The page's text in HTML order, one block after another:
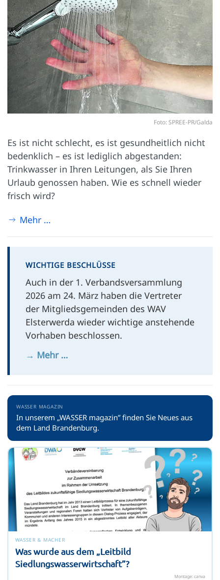
Foto: SPREE-PR/Galda
Es ist nicht schlecht, es ist gesundheitlich nicht
bedenklich – es ist lediglich abgestanden:
Trinkwasser in Ihren Leitungen, als Sie Ihren
Urlaub genossen haben. Wie es schnell wieder
frisch wird?
Mehr …
WICHTIGE BESCHLÜSSE
Auch in der 1. Verbandsversammlung
2026 am 24. März haben die Vertreter
der Mitgliedsgemeinden des WAV
Elsterwerda wieder wichtige anstehende
Vorhaben beschlossen.
→ Mehr …
WASSER MAGAZIN
In unserem „WASSER magazin” finden Sie Neues aus
dem Land Brandenburg.
WASSER & MACHER
Was wurde aus dem „Leitbild
Siedlungswasserwirtschaft”?
Montage: canva